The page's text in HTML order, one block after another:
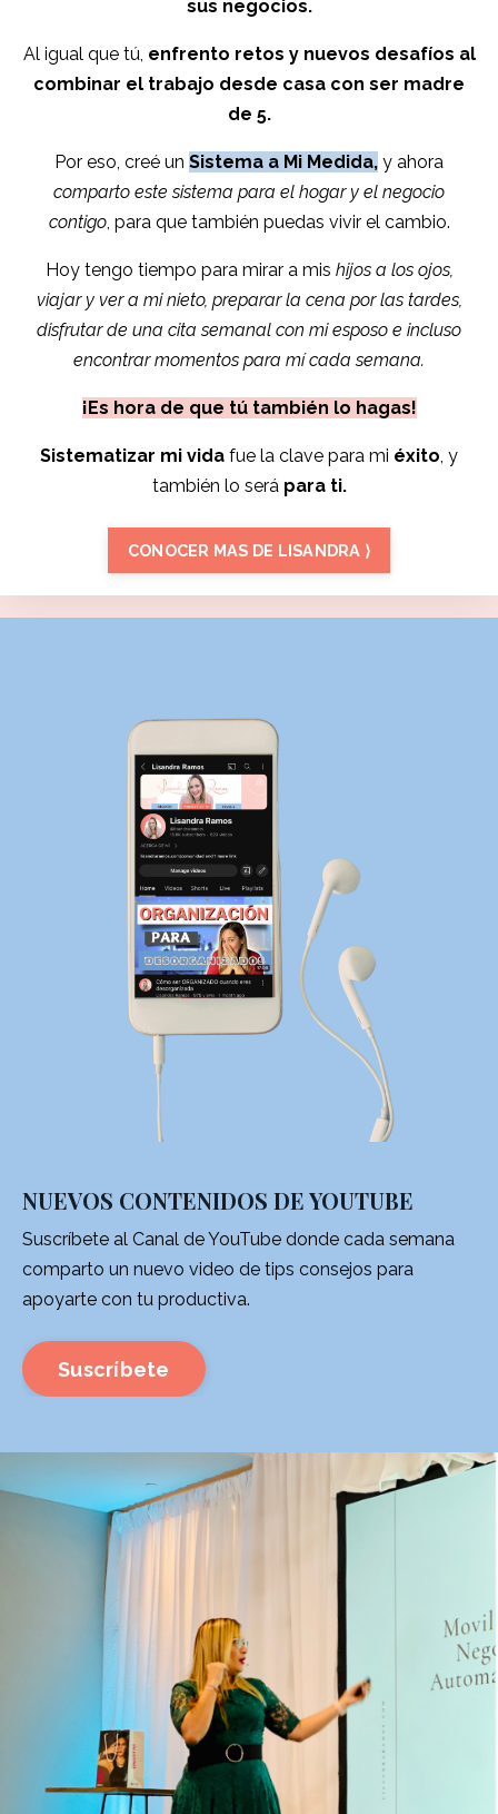
sus negocios.
Al igual que tú, enfrento retos y nuevos desafíos al
combinar el trabajo desde casa con ser madre
de 5.
Por eso, creé un Sistema a Mi Medida, y ahora
comparto este sistema para el hogar y el negocio
contigo, para que también puedas vivir el cambio.
Hoy tengo tiempo para mirar a mis hijos a los ojos,
viajar y ver a mi nieto, preparar la cena por las tardes,
disfrutar de una cita semanal con mi esposo e incluso
encontrar momentos para mí cada semana.
¡Es hora de que tú también lo hagas!
Sistematizar mi vida fue la clave para mi éxito, y
también lo será para ti.
CONOCER MAS DE LISANDRA ⟩
NUEVOS CONTENIDOS DE YOUTUBE
Suscríbete al Canal de YouTube donde cada semana
comparto un nuevo video de tips consejos para
apoyarte con tu productiva.
Suscríbete